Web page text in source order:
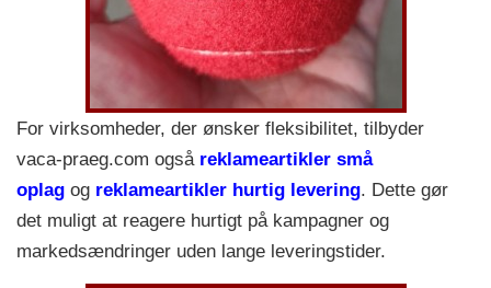
For virksomheder, der ønsker fleksibilitet, tilbyder
vaca-praeg.com også reklameartikler små
oplag og reklameartikler hurtig levering. Dette gør
det muligt at reagere hurtigt på kampagner og
markedsændringer uden lange leveringstider.